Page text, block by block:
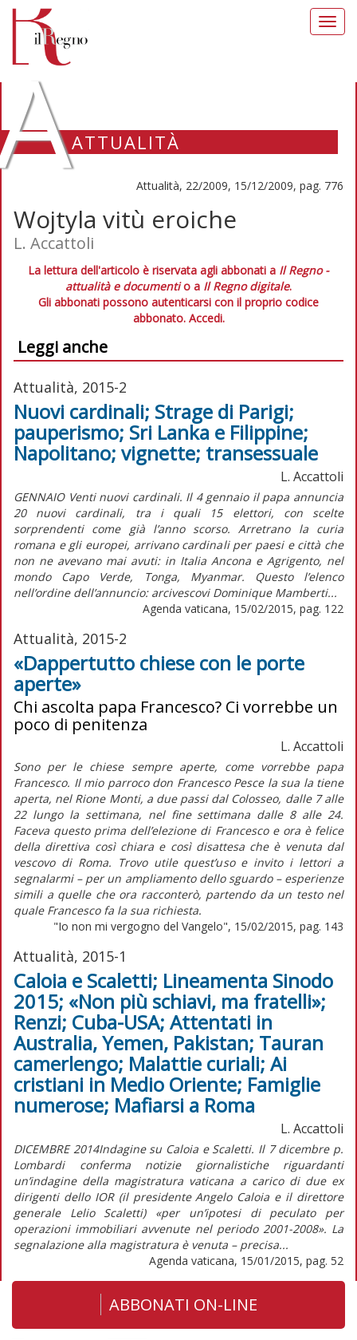
ATTUALITÀ
Attualità, 22/2009, 15/12/2009, pag. 776
Wojtyla vitù eroiche
L. Accattoli
La lettura dell'articolo è riservata agli abbonati a Il Regno -
attualità e documentio a Il Regno digitale.
Gli abbonati possono autenticarsi con il proprio codice
abbonato. Accedi.
Leggi anche
Attualità, 2015-2
Nuovi cardinali; Strage di Parigi;
pauperismo; Sri Lanka e Filippine;
Napolitano; vignette; transessuale
L. Accattoli
GENNAIO Venti nuovi cardinali. Il 4 gennaio il papa annuncia
20 nuovi cardinali, tra i quali 15 elettori, con scelte
sorprendenti come già l’anno scorso. Arretrano la curia
romana e gli europei, arrivano cardinali per paesi e città che
non ne avevano mai avuti: in Italia Ancona e Agrigento, nel
mondo Capo Verde, Tonga, Myanmar. Questo l’elenco
nell’ordine dell’annuncio: arcivescovi Dominique Mamberti...
Agenda vaticana, 15/02/2015, pag. 122
Attualità, 2015-2
«Dappertutto chiese con le porte
aperte»
Chi ascolta papa Francesco? Ci vorrebbe un
poco di penitenza
L. Accattoli
Sono per le chiese sempre aperte, come vorrebbe papa
Francesco. Il mio parroco don Francesco Pesce la sua la tiene
aperta, nel Rione Monti, a due passi dal Colosseo, dalle 7 alle
22 lungo la settimana, nel fine settimana dalle 8 alle 24.
Faceva questo prima dell’elezione di Francesco e ora è felice
della direttiva così chiara e così disattesa che è venuta dal
vescovo di Roma. Trovo utile quest’uso e invito i lettori a
segnalarmi – per un ampliamento dello sguardo – esperienze
simili a quelle che ora racconterò, partendo da un testo nel
quale Francesco fa la sua richiesta.
"Io non mi vergogno del Vangelo", 15/02/2015, pag. 143
Attualità, 2015-1
Caloia e Scaletti; Lineamenta Sinodo
2015; «Non più schiavi, ma fratelli»;
Renzi; Cuba-USA; Attentati in
Australia, Yemen, Pakistan; Tauran
camerlengo; Malattie curiali; Ai
cristiani in Medio Oriente; Famiglie
numerose; Mafiarsi a Roma
L. Accattoli
DICEMBRE 2014Indagine su Caloia e Scaletti. Il 7 dicembre p.
Lombardi conferma notizie giornalistiche riguardanti
un’indagine della magistratura vaticana a carico di due ex
dirigenti dello IOR (il presidente Angelo Caloia e il direttore
generale Lelio Scaletti) «per un’ipotesi di peculato per
operazioni immobiliari avvenute nel periodo 2001-2008». La
segnalazione alla magistratura è venuta – precisa...
Agenda vaticana, 15/01/2015, pag. 52
ABBONATI ON-LINE